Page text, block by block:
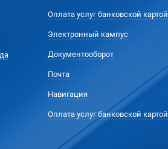
Оплата услуг банковской картой
Электронный кампус
Документооборот
Почта
Навигация
Оплата услуг банковской картой